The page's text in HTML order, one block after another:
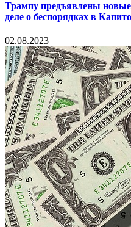
Трампу предъявлены
деле о беспорядках в
02.08.2023